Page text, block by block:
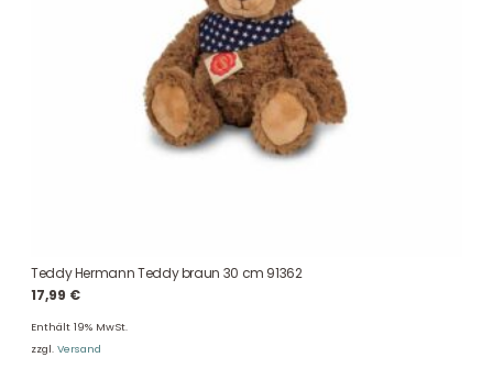
Teddy Hermann Teddy braun 30 cm 91362
17,99 €
Enthält 19% MwSt.
zzgl. Versand